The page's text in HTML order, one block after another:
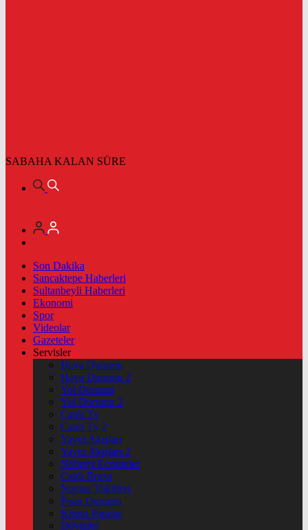
SABAHA KALAN SÜRE
Son Dakika
Sancaktepe Haberleri
Sultanbeyli Haberleri
Ekonomi
Spor
Videolar
Gazeteler
Servisler
Hava Durumu
Hava Durumu 2
Yol Durumu
Yol Durumu 2
Canlı Tv
Canlı Tv 2
Yayın Akışları
Yayın Akışları 2
Nöbetçi Eczaneler
Canlı Borsa
Namaz Vakitleri
Puan Durumu
Kripto Paralar
Dövizler